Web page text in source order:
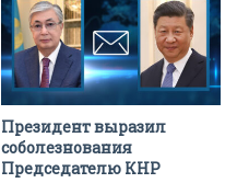
Президент выразил
соболезнования
Председателю КНР